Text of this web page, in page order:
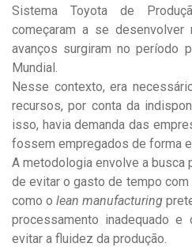
Sistema Toyota de
começaram a se
avanços surgiram no período
Mundial.
Nesse contexto, era
recursos, por conta da
isso, havia demanda das
fossem empregados de forma
A metodologia envolve a busca
de evitar o gasto de tempo
como o lean manufacturing
processamento inadequado
evitar a fluidez da produção.